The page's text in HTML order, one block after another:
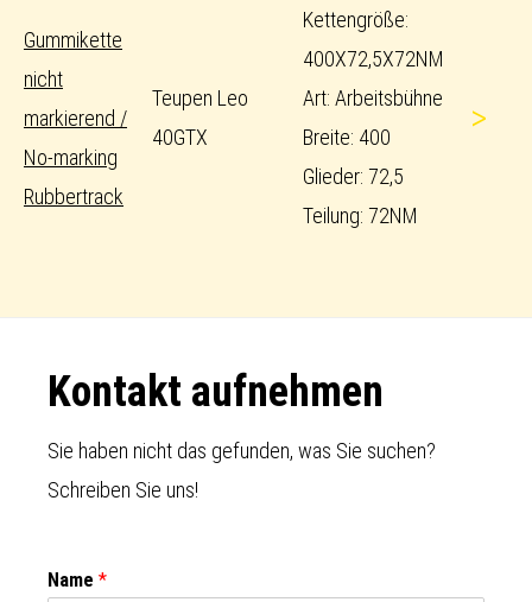
Gummikette
nicht
markierend /
No-marking
Rubbertrack
Teupen Leo
40GTX
Kettengröße:
400X72,5X72NM
Art: Arbeitsbühne
Breite: 400
Glieder: 72,5
Teilung: 72NM
>
Footer
Kontakt aufnehmen
Sie haben nicht das gefunden, was Sie suchen?
Schreiben Sie uns!
Name *